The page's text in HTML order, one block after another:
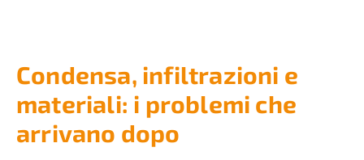
Condensa, infiltrazioni e
materiali: i problemi che
arrivano dopo